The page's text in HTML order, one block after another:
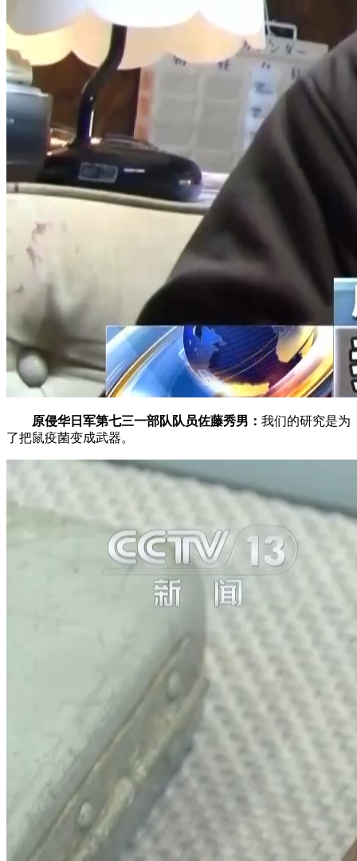
原侵华日军第七三一部队队员佐藤秀男： 我们的研究是为
了把鼠疫菌变成武器。